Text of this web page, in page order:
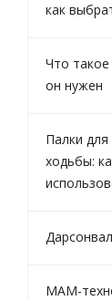
как
Что такое
он нужен
Палки для
ходьбы:
MAM-